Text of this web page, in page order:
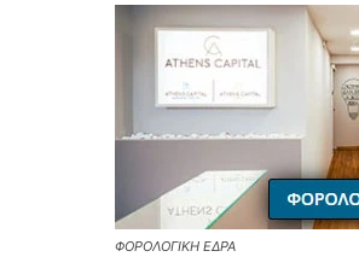
ΦΟΡΟΛΟΓΙΚΗ ΕΔΡΑ